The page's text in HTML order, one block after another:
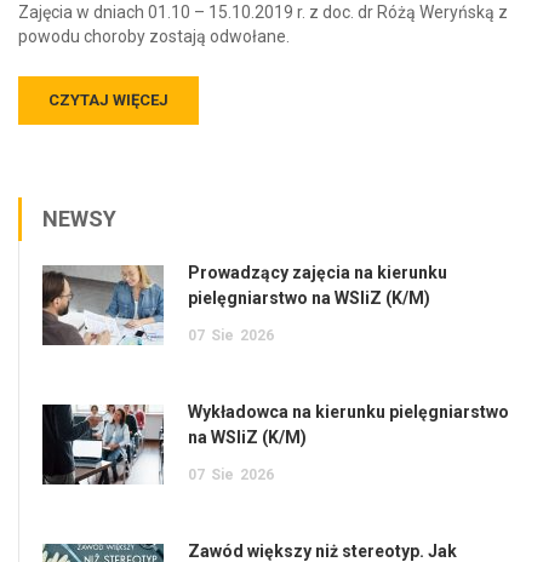
Zajęcia w dniach 01.10 – 15.10.2019 r. z doc. dr Różą Weryńską z
powodu choroby zostają odwołane.
CZYTAJ WIĘCEJ
NEWSY
Prowadzący zajęcia na kierunku
pielęgniarstwo na WSIiZ (K/M)
07 Sie 2026
Wykładowca na kierunku pielęgniarstwo
na WSIiZ (K/M)
07 Sie 2026
Zawód większy niż stereotyp. Jak